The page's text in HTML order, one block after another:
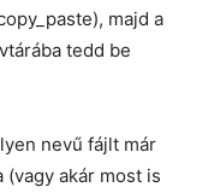
majd a
tedd be
nevű fájlt már
akár most is